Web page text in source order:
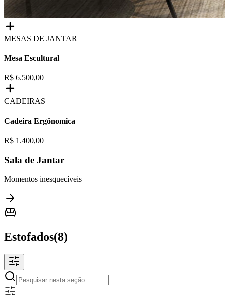
MESAS DE JANTAR
Mesa Escultural
R$ 6.500,00
CADEIRAS
Cadeira Ergônomica
R$ 1.400,00
Sala de Jantar
Momentos inesquecíveis
Estofados(8)